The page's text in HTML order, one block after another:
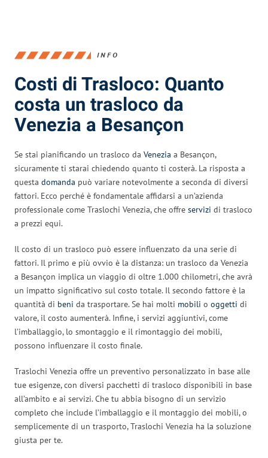
INFO
Costi di Trasloco: Quanto
costa un trasloco da
Venezia a Besançon
Se stai pianificando un trasloco da Venezia a Besançon,
sicuramente ti starai chiedendo quanto ti costerà. La risposta a
questa domanda può variare notevolmente a seconda di diversi
fattori. Ecco perché è fondamentale affidarsi a un’azienda
professionale come Traslochi Venezia, che offre servizi di trasloco
a prezzi equi.
Il costo di un trasloco può essere influenzato da una serie di
fattori. Il primo e più ovvio è la distanza: un trasloco da Venezia
a Besançon implica un viaggio di oltre 1.000 chilometri, che avrà
un impatto significativo sul costo totale. Il secondo fattore è la
quantità di beni da trasportare. Se hai molti mobili o oggetti di
valore, il costo aumenterà. Infine, i servizi aggiuntivi, come
l’imballaggio, lo smontaggio e il rimontaggio dei mobili,
possono influenzare il costo finale.
Traslochi Venezia offre un preventivo personalizzato in base alle
tue esigenze, con diversi pacchetti di trasloco disponibili in base
all’ambito e ai servizi. Che tu abbia bisogno di un servizio
completo che include l’imballaggio e il montaggio dei mobili, o
semplicemente di un trasporto, Traslochi Venezia ha la soluzione
giusta per te.